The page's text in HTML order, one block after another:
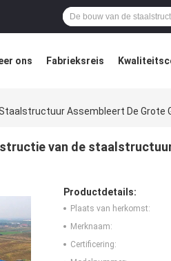
ons Fabrieksreis
Assembleert De Grote
van de
Productdetails:
Plaats van herkomst:
Merknaam:
Certificering: